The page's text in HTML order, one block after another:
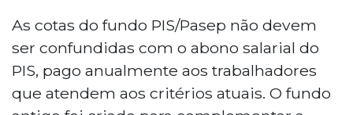
As cotas do fundo PIS/Pasep não devem
ser confundidas com o abono salarial do
PIS, pago anualmente aos trabalhadores
que atendem aos critérios atuais. O fundo